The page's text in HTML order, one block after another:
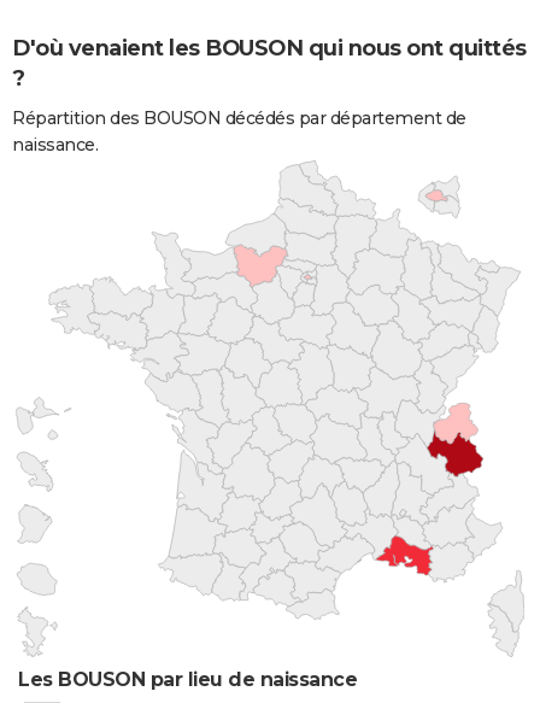
D'où venaient les BOUSON qui nous ont quittés
?
Répartition des BOUSON décédés par département de
naissance.
Les BOUSON par lieu de naissance